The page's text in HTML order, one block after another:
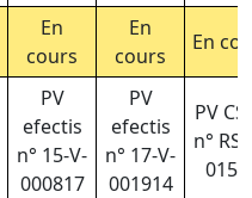
En
cours
En
cours
En
PV
efectis
n° 15-V-
000817
PV
efectis
n° 17-V-
001914
PV
n°
015/